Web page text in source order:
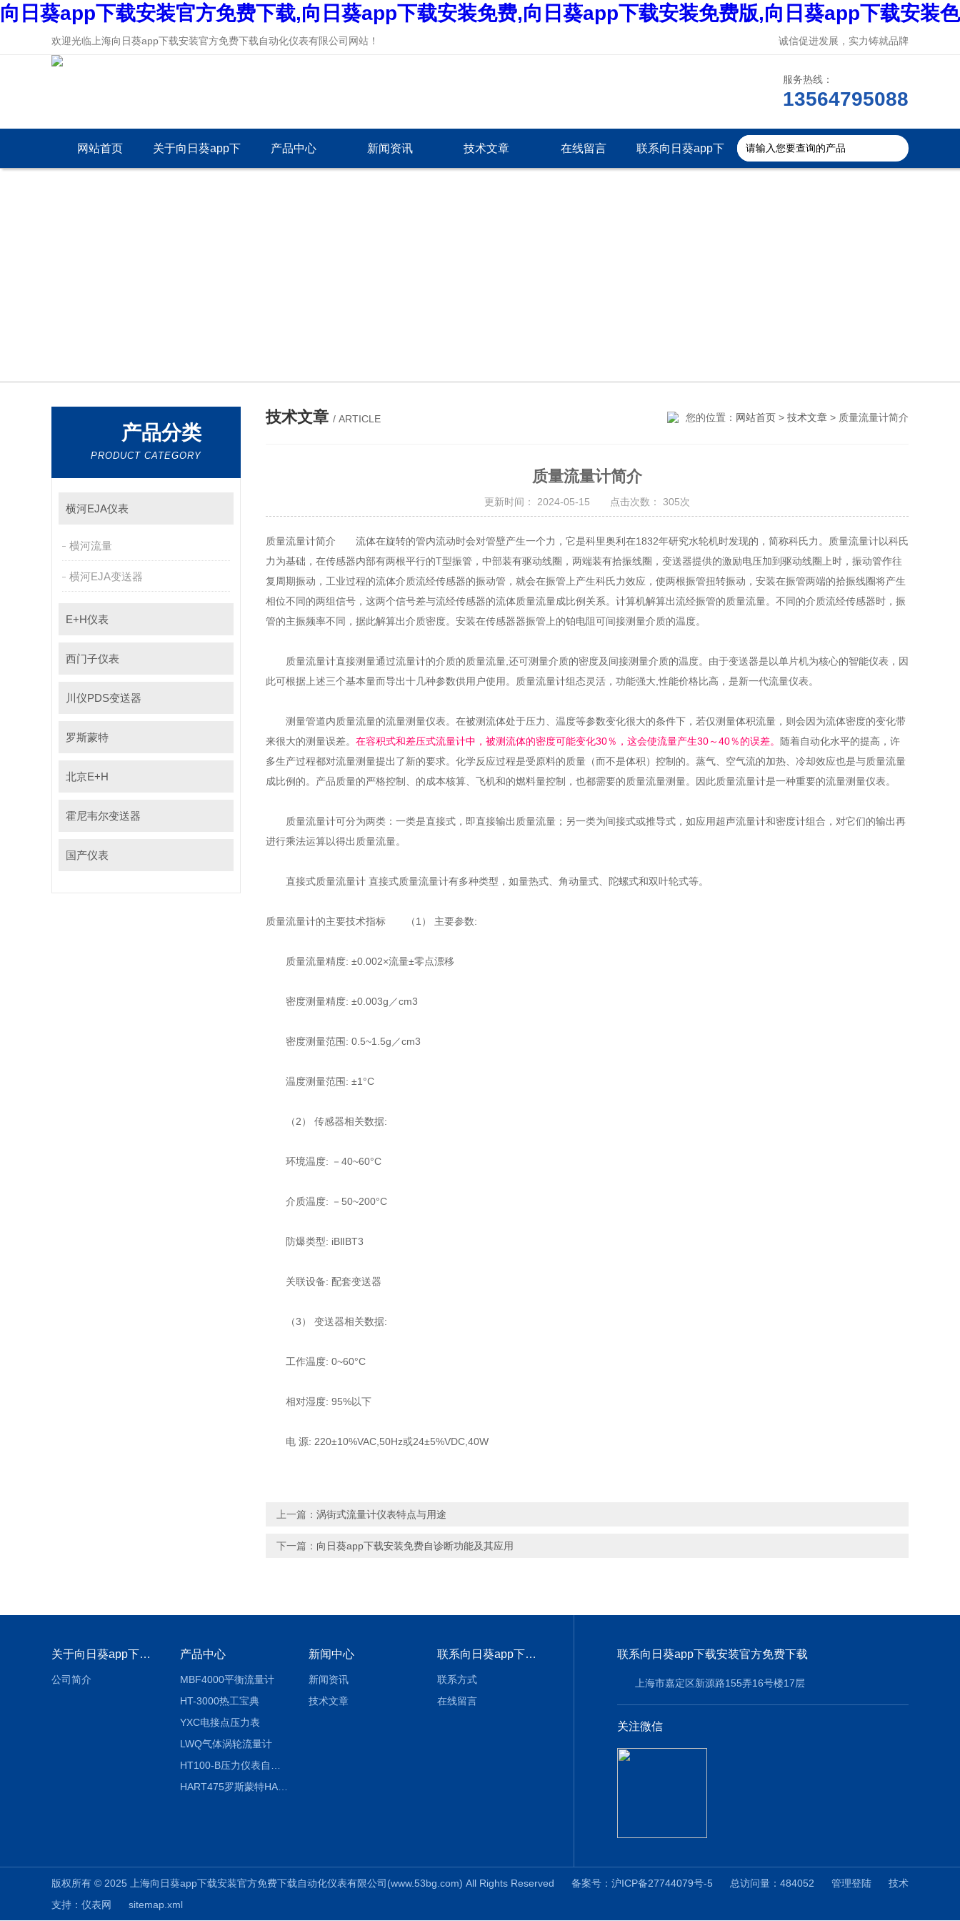
向日葵app下载安装官方免费下载,向日葵app下载安装免费,向日葵app下载安装免费版,向日葵app下载安装色
欢迎光临上海向日葵app下载安装官方免费下载自动化仪表有限公司网站！ 诚信促进发展，实力铸就品牌
服务热线：
13564795088
网站首页 关于向日葵app下 产品中心 新闻资讯 技术文章 在线留言 联系向日葵app下
产品分类
PRODUCT CATEGORY
横河EJA仪表
横河流量
横河EJA变送器
E+H仪表
西门子仪表
川仪PDS变送器
罗斯蒙特
北京E+H
霍尼韦尔变送器
国产仪表
技术文章 / ARTICLE 您的位置： 网站首页 > 技术文章 > 质量流量计简介
质量流量计简介
更新时间： 2024-05-15 点击次数： 305次
质量流量计简介 流体在旋转的管内流动时会对管壁产生一个力，它是科里奥利在1832年研究水轮机时发现的，简称科氏力。质量流量计以科氏
力为基础，在传感器内部有两根平行的T型振管，中部装有驱动线圈，两端装有拾振线圈，变送器提供的激励电压加到驱动线圈上时，振动管作往
复周期振动，工业过程的流体介质流经传感器的振动管，就会在振管上产生科氏力效应，使两根振管扭转振动，安装在振管两端的拾振线圈将产生
相位不同的两组信号，这两个信号差与流经传感器的流体质量流量成比例关系。计算机解算出流经振管的质量流量。不同的介质流经传感器时，振
管的主振频率不同，据此解算出介质密度。安装在传感器器振管上的铂电阻可间接测量介质的温度。
质量流量计直接测量通过流量计的介质的质量流量,还可测量介质的密度及间接测量介质的温度。由于变送器是以单片机为核心的智能仪表，因
此可根据上述三个基本量而导出十几种参数供用户使用。质量流量计组态灵活，功能强大,性能价格比高，是新一代流量仪表。
测量管道内质量流量的流量测量仪表。在被测流体处于压力、温度等参数变化很大的条件下，若仅测量体积流量，则会因为流体密度的变化带
来很大的测量误差。 在容积式和差压式流量计中，被测流体的密度可能变化30％，这会使流量产生30～40％的误差。
随着自动化水平的提高，许
多生产过程都对流量测量提出了新的要求。化学反应过程是受原料的质量（而不是体积）控制的。蒸气、空气流的加热、冷却效应也是与质量流量
成比例的。产品质量的严格控制、的成本核算、飞机和的燃料量控制，也都需要的质量流量测量。因此质量流量计是一种重要的流量测量仪表。
质量流量计可分为两类：一类是直接式，即直接输出质量流量；另一类为间接式或推导式，如应用超声流量计和密度计组合，对它们的输出再
进行乘法运算以得出质量流量。
直接式质量流量计 直接式质量流量计有多种类型，如量热式、角动量式、陀螺式和双叶轮式等。
质量流量计的主要技术指标 （1） 主要参数:
质量流量精度: ±0.002×流量±零点漂移
密度测量精度: ±0.003g／cm3
密度测量范围: 0.5~1.5g／cm3
温度测量范围: ±1°C
（2） 传感器相关数据:
环境温度: －40~60°C
介质温度: －50~200°C
防爆类型: iBⅡBT3
关联设备: 配套变送器
（3） 变送器相关数据:
工作温度: 0~60°C
相对湿度: 95%以下
电 源: 220±10%VAC,50Hz或24±5%VDC,40W
上一篇： 涡街式流量计仪表特点与用途
下一篇： 向日葵app下载安装免费自诊断功能及其应用
关于向日葵app下载安装官方免费下载
公司简介
产品中心
MBF4000平衡流量计
HT-3000热工宝典
YXC电接点压力表
LWQ气体涡轮流量计
HART475罗斯蒙特HART475手操器
新闻中心
新闻资讯
技术文章
联系向日葵app下载安装官方免费下载
联系方式
在线留言
联系向日葵app下载安装官方免费下载
上海市嘉定区新源路155弄16号楼17层
关注微信
版权所有 © 2025 上海向日葵app下载安装官方免费下载自动化仪表有限公司(www.53bg.com) All Rights Reserved 备案号：沪ICP备27744079号-5 总访问量：484052 管理登陆 技术
支持： 仪表网
sitemap.xml